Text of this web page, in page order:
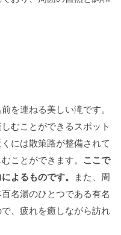
を連ねる美しい滝です。
むことができるスポット
には散策路が整備されて
ことができます。 ここで
よるものです。 また、周
名湯のひとつである有名
、疲れを癒しながら訪れ